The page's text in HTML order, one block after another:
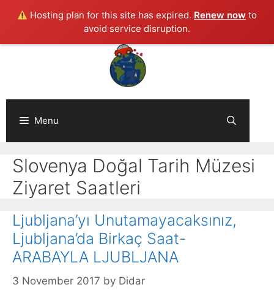
Hosting plan for this site has expired. Renew now to
avoid service disruption.
Menu
Slovenya Doğal Tarih Müzesi
Ziyaret Saatleri
Ljubljana’yı Unutamayacaksınız,
Ljubljana’da Birkaç Saat-
ARABAYLA LJUBLJANA
3 November 2017 by Didar